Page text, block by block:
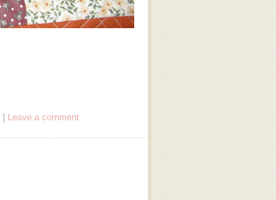
Leave a comment